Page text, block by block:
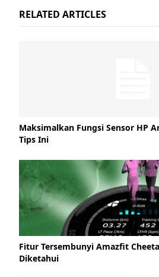
RELATED ARTICLES
Maksimalkan Fungsi Sensor HP
Tips Ini
Fitur Tersembunyi Amazfit
Diketahui